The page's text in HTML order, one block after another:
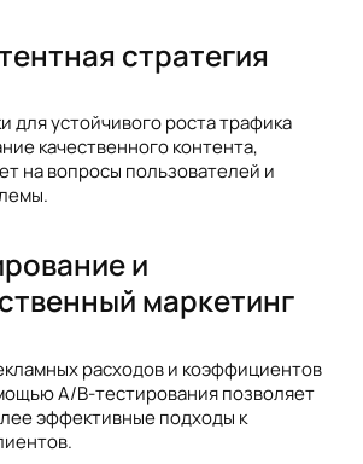
стратегия
для устойчивого роста трафика
качественного контента,
на вопросы пользователей и
и
маркетинг
расходов и коэффициентов
A/B-тестирования позволяет
эффективные подходы к